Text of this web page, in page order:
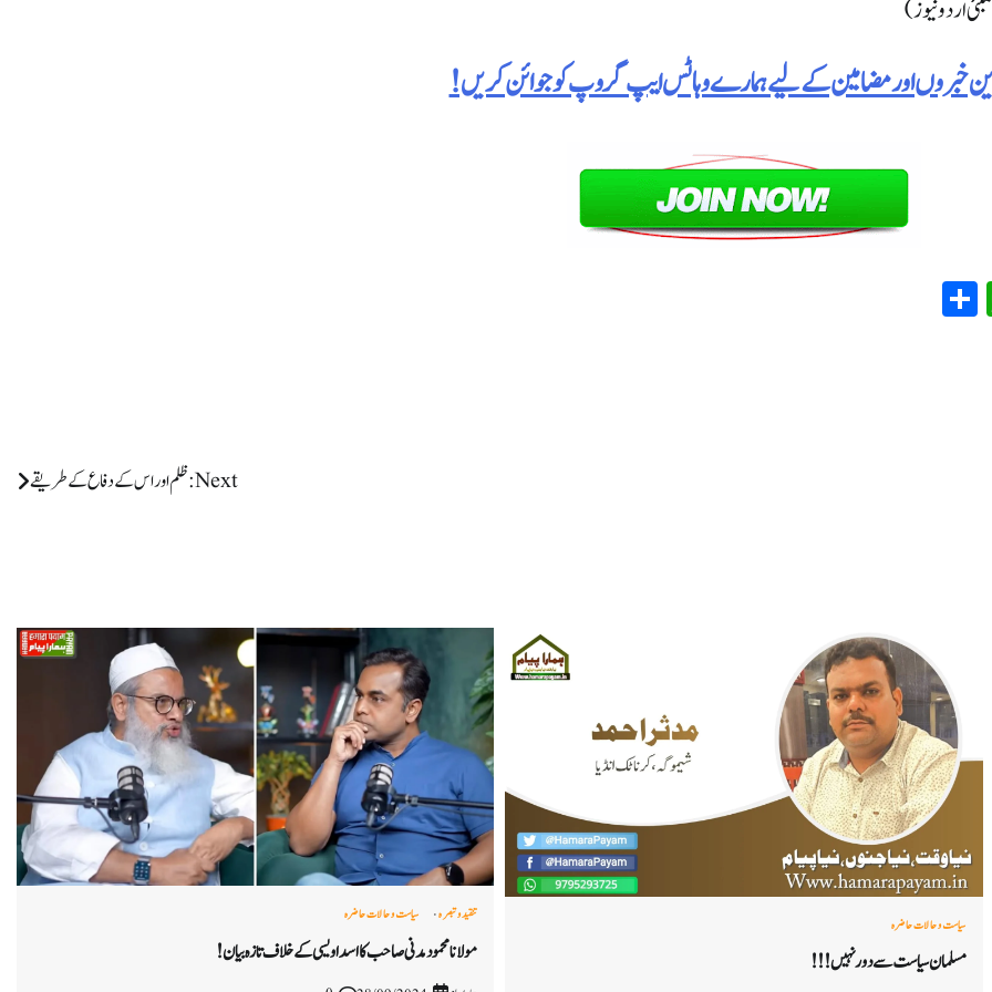
اردو نیوز)
خبروں اور مضامین کے لیے ہمارے وہاٹس ایپ گروپ کو جوائن کریں!
WhatsApp
Next: ظلم اور اس کے دفاع کے طریقے
سیاست و حالات حاضرہ
مسلمان سیاست سے دور نہیں !!!
تنقید و تبصرہ سیاست و حالات حاضرہ
مولانا محمود مدنی صاحب کا اسد اویسی کے خلاف تازہ بیان !